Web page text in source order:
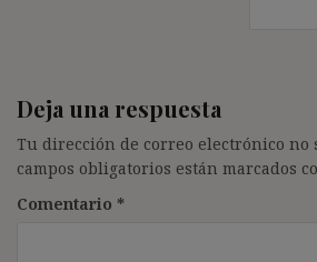
Deja una respuesta
Tu dirección de correo electrónico no
campos obligatorios están marcados
Comentario *